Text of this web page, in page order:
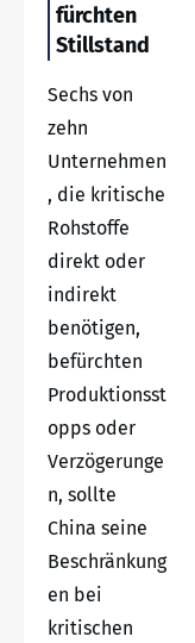
fürchten
Stillstand
Sechs von
zehn
Unternehmen
, die kritische
Rohstoffe
direkt oder
indirekt
benötigen,
befürchten
Produktionsst
opps oder
Verzögerunge
n, sollte
China seine
Beschränkung
en bei
kritischen